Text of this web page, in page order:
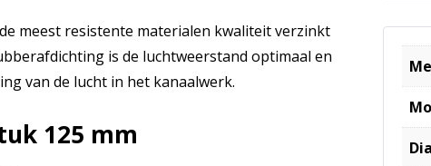
meest resistente materialen kwaliteit verzinkt
is de luchtweerstand optimaal en
van de lucht in het kanaalwerk.
125 mm